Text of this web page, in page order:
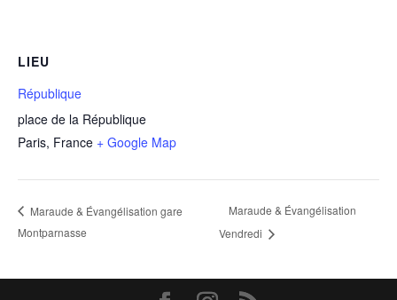
LIEU
République
place de la République
Paris, France + Google Map
Maraude & Évangélisation gare
Montparnasse
Maraude & Évangélisation
Vendredi